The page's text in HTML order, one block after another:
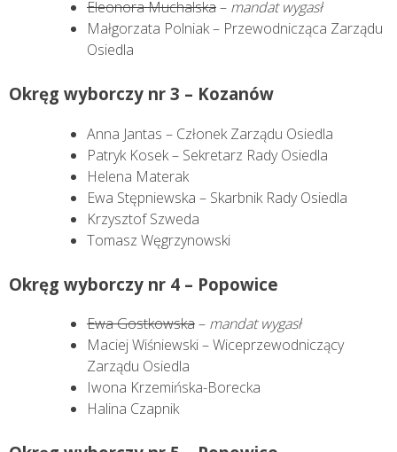
Eleonora Muchalska– mandat wygasł
Małgorzata Polniak – Przewodnicząca Zarządu
Osiedla
Okręg wyborczy nr 3 – Kozanów
Anna Jantas – Członek Zarządu Osiedla
Patryk Kosek – Sekretarz Rady Osiedla
Helena Materak
Ewa Stępniewska – Skarbnik Rady Osiedla
Krzysztof Szweda
Tomasz Węgrzynowski
Okręg wyborczy nr 4 – Popowice
Ewa Gostkowska– mandat wygasł
Maciej Wiśniewski – Wiceprzewodniczący
Zarządu Osiedla
Iwona Krzemińska-Borecka
Halina Czapnik